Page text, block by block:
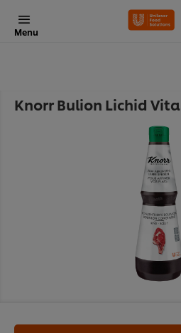
Menu
Knorr Bulion Lichid Vita